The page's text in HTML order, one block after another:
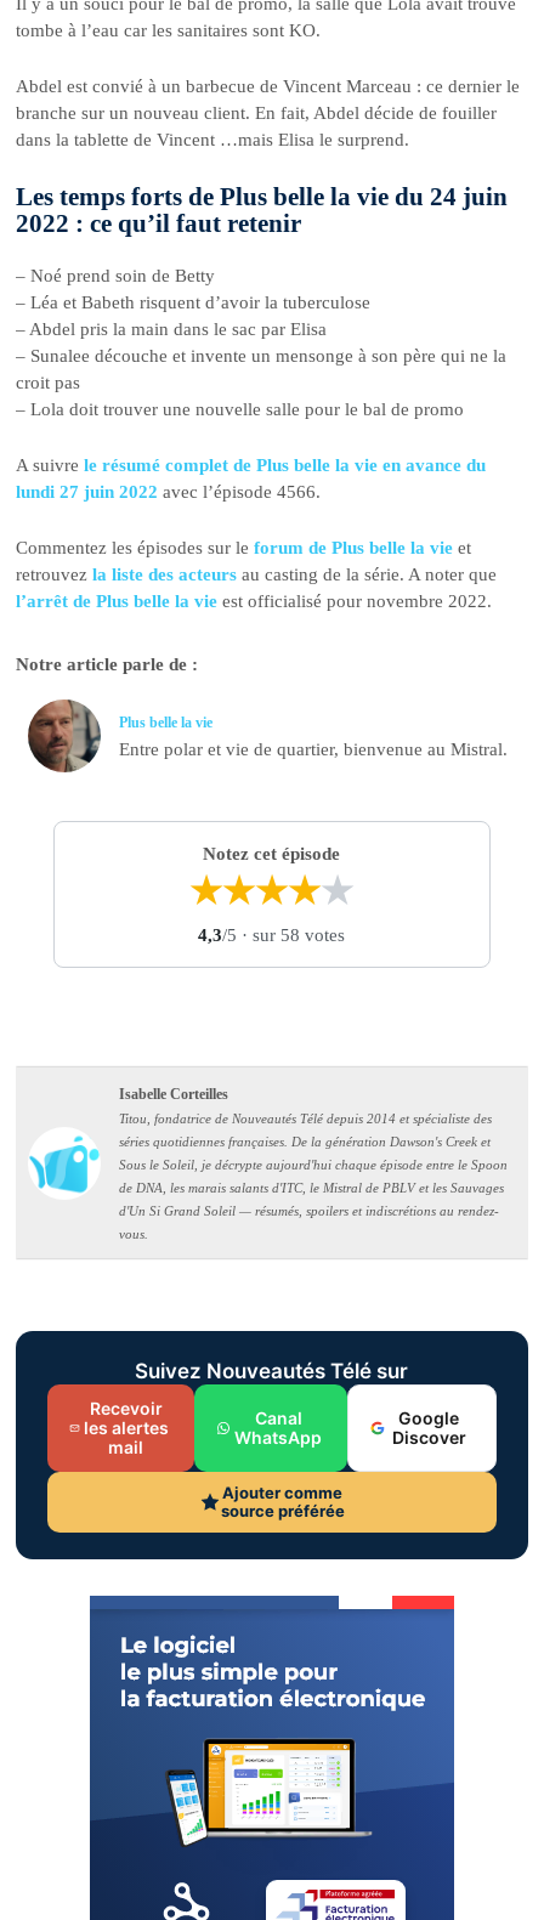
tombe à l’eau car les sanitaires sont KO.
Abdel est convié à un barbecue de Vincent Marceau : ce dernier le
branche sur un nouveau client. En fait, Abdel décide de fouiller
dans la tablette de Vincent …mais Elisa le surprend.
Les temps forts de Plus belle la vie du 24 juin
2022 : ce qu’il faut retenir
– Noé prend soin de Betty
– Léa et Babeth risquent d’avoir la tuberculose
– Abdel pris la main dans le sac par Elisa
– Sunalee découche et invente un mensonge à son père qui ne la
croit pas
– Lola doit trouver une nouvelle salle pour le bal de promo
A suivrele résumé complet de Plus belle la vie en avance du
lundi 27 juin 2022 avec l’épisode 4566.
Commentez les épisodes sur le forum de Plus belle la vie et
retrouvezla liste des acteurs au casting de la série. A noter que
l’arrêt de Plus belle la vie est officialisé pour novembre 2022.
Notre article parle de :
Plus belle la vie
Entre polar et vie de quartier, bienvenue au Mistral.
Notez cet épisode
★★★★★
4,3/5 · sur 58 votes
Isabelle Corteilles
Titou, fondatrice de Nouveautés Télé depuis 2014 et spécialiste des
séries quotidiennes françaises. De la génération Dawson's Creek et
Sous le Soleil, je décrypte aujourd'hui chaque épisode entre le Spoon
de DNA, les marais salants d'ITC, le Mistral de PBLV et les Sauvages
d'Un Si Grand Soleil — résumés, spoilers et indiscrétions au rendez-
vous.
Suivez Nouveautés Télé sur
Recevoir
les alertes
mail
Canal
WhatsApp
Google
Discover
Ajouter comme
source préférée